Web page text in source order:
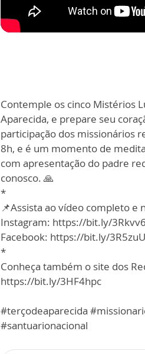
Contemple os cinco Mistérios
Aparecida, e prepare seu
participação dos missionários
8h, e é um momento de
com apresentação do padre
conosco. 🙏
*
📌Assista ao vídeo completo e
Instagram: https://bit.ly/
Facebook: https://bit.ly/
*
Conheça também o site dos
https://bit.ly/3HF4hpc
#terçodeaparecida
#santuarionacional